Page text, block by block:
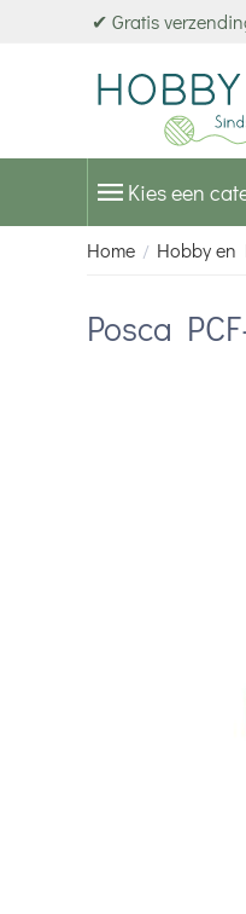
✔ Gratis
Kies een
Home / Hobby en
Posca